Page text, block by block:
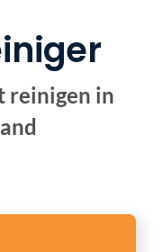
reinigen in